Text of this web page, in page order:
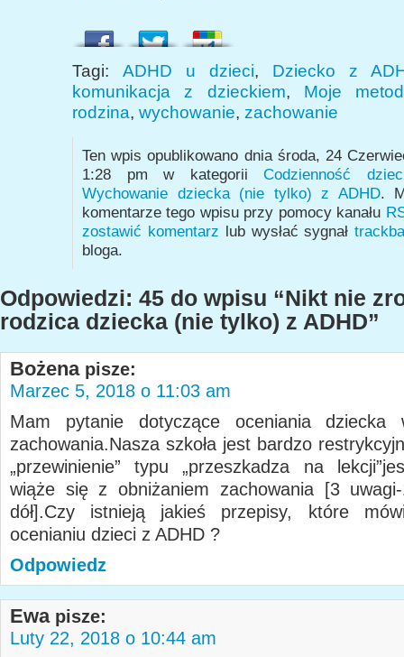
Tagi: ADHD u dzieci, Dziecko z
komunikacja z dzieckiem, Moje
rodzina, wychowanie, zachowanie
Ten wpis opublikowano dnia środa, 24
1:28 pm w kategoriiCodzienność
Wychowanie dziecka (nie tylko) z ADHD.
komentarze tego wpisu przy pomocy kanału
zostawić komentarz lub wysłać sygnał
bloga.
Odpowiedzi: 45 do wpisu “Nikt nie
rodzica dziecka (nie tylko) z ADHD”
Bożena pisze:
Marzec 5, 2018 o 11:03 am
Mam pytanie dotyczące oceniania
zachowania.Nasza szkoła jest bardzo
„przewinienie” typu „przeszkadza na
wiąże się z obniżaniem zachowania [3
dół].Czy istnieją jakieś przepisy, które
ocenianiu dzieci z ADHD ?
Odpowiedz
Ewa pisze:
Luty 22, 2018 o 10:44 am